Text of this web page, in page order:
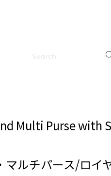
Multi Purse with
マルチパース/ロイ